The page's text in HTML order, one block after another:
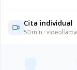
Cita individual
50 min ·